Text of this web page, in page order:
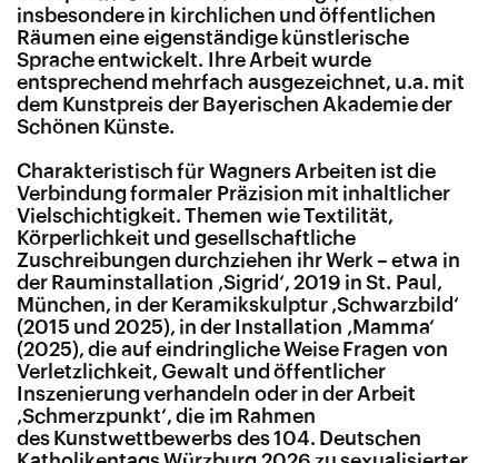
insbesondere in kirchlichen und öffentlichen
Räumen eine eigenständige künstlerische
Sprache entwickelt. Ihre Arbeit wurde
entsprechend mehrfach ausgezeichnet, u.a. mit
dem Kunstpreis der Bayerischen Akademie der
Schönen Künste.
Charakteristisch für Wagners Arbeiten ist die
Verbindung formaler Präzision mit inhaltlicher
Vielschichtigkeit. Themen wie Textilität,
Körperlichkeit und gesellschaftliche
Zuschreibungen durchziehen ihr Werk – etwa in
der Rauminstallation ‚Sigrid‘, 2019 in St. Paul,
München, in der Keramikskulptur ‚Schwarzbild‘
(2015 und 2025), in der Installation ‚Mamma‘
(2025), die auf eindringliche Weise Fragen von
Verletzlichkeit, Gewalt und öffentlicher
Inszenierung verhandeln oder in der Arbeit
‚Schmerzpunkt‘, die im Rahmen
des Kunstwettbewerbs des 104. Deutschen